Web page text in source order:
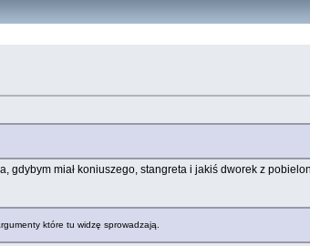
gdybym miał koniuszego, stangreta i jakiś dworek z
które tu widzę sprowadzają.